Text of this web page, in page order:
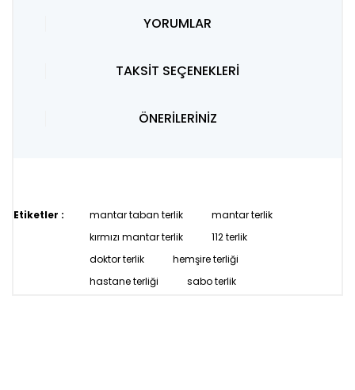
YORUMLAR
TAKSİT SEÇENEKLERİ
ÖNERİLERİNİZ
Etiketler : mantar taban terlik
mantar terlik
kırmızı mantar terlik
112 terlik
doktor terlik
hemşire terliği
hastane terliği
sabo terlik